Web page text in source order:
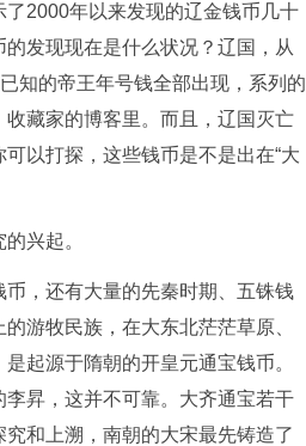
2000年以来发现的辽金钱币几十
发现现在是什么状况？辽国，从
知的帝王年号钱全部出现，系列的
藏家的博客里。而且，辽国灭亡
以打探，这些钱币是不是出在“大
兴起。
，还有大量的先秦时期、五铢钱
游牧民族，在大东北茫茫草原、
起源于隋朝的开皇元通宝钱币。
昇，这并不可靠。大齐通宝若干
和上溯，南朝的大宋最先铸造了